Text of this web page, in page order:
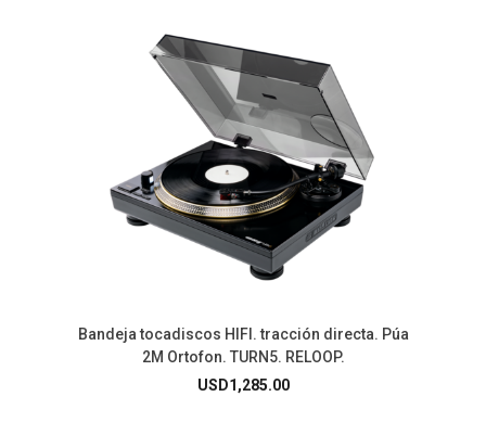
Bandeja tocadiscos HIFI. tracción directa. Púa
2M Ortofon. TURN5. RELOOP.
USD1,285.00